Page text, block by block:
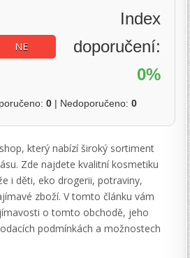
NE
Index
doporučení:
0%
0 | Nedoporučeno:0
který nabízí široký sortiment
Zde najdete kvalitní kosmetiku
i děti, eko drogerii, potraviny,
zboží. V tomto článku vám
o tomto obchodě, jeho
podmínkách a možnostech